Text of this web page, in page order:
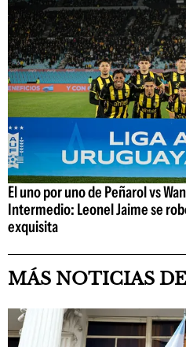
El uno por uno de Peñarol vs
Intermedio: Leonel Jaime se
exquisita
MÁS NOTICIAS